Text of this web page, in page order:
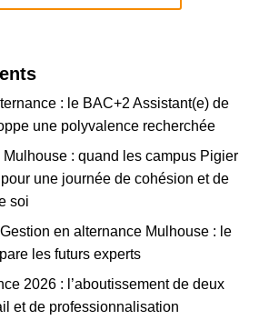
: le BAC+2 Assistant(e) de
une polyvalence recherchée
: quand les campus Pigier
une journée de cohésion et de
soi
en alternance Mulhouse : le
les futurs experts
2026 : l’aboutissement de deux
et de professionnalisation